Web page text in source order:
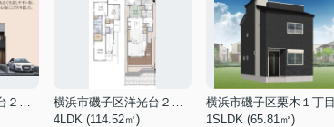
横浜市磯子区洋光台２丁目
横浜市磯子区洋光台２丁目
4LDK (114.52㎡)
横浜市磯子区栗木１丁目
1SLDK (65.81㎡)